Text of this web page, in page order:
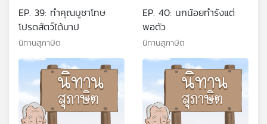
EP. 39: ทำคุณบูชาโทษ
โปรดสัตว์ได้บาป
นิทานสุภาษิต
EP. 40: นกน้อยทำรังแต่
พอตัว
นิทานสุภาษิต